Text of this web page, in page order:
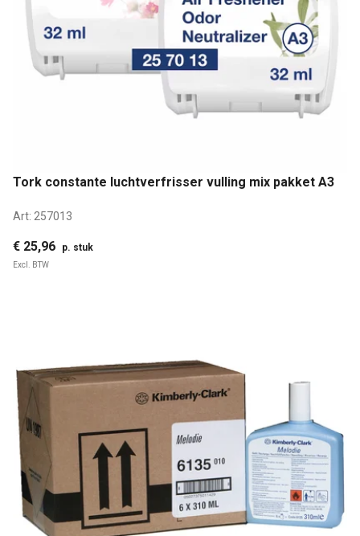
Tork constante luchtverfrisser vulling mix pakket A3
Art: 257013
€ 25,96 p. stuk
Excl. BTW